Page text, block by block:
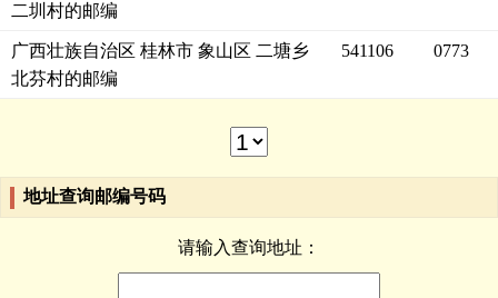
二圳村的邮编
广西壮族自治区 桂林市 象山区 二塘乡
北芬村的邮编
541106 0773
地址查询邮编号码
请输入查询地址：